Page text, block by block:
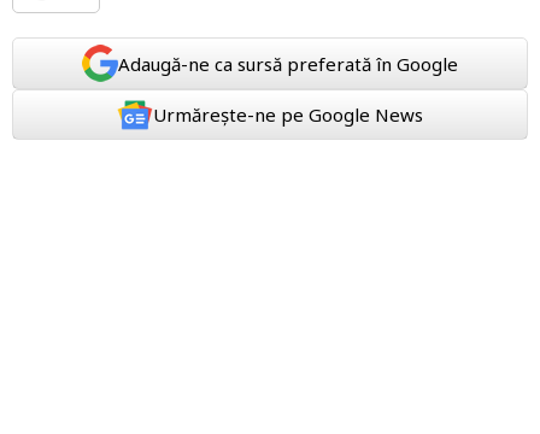
Adaugă-ne ca sursă preferată în Google
Urmărește-ne pe Google News